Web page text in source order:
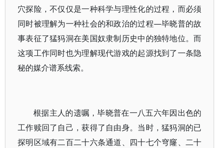
穴探险，不仅仅是一种科学与理性化的过程，而必须
同时被理解为一种社会的和政治的过程—毕晓普的故
事表征了猛犸洞在美国奴隶制历史中的独特地位。而
这项工作同时也为理解现代游戏的起源找到了一条隐
秘的媒介谱系线索。
根据主人的遗嘱，毕晓普在一八五六年因出色的
工作赎回了自己，获得了自由身。当时，猛犸洞的已
探明区域有二百二十六条通道、四十七个穹窿、二十